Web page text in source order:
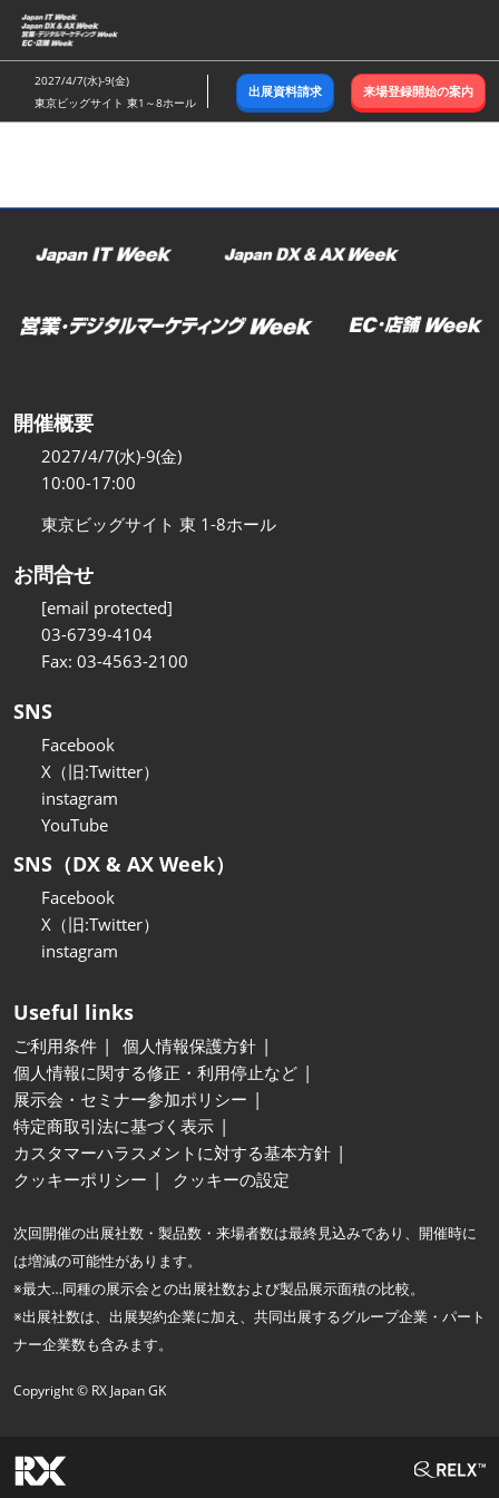
ス
キ
ッ
し
む
2027/4/7(水)-9(金)
東京ビッグサイト 東1～8ホール
出展資料請求 来場登録開始の案内
開催概要
2027/4/7(水)-9(金)
10:00-17:00
東京ビッグサイト 東 1-8ホール
お問合せ
[email protected]
03-6739-4104
Fax: 03-4563-2100
SNS
Facebook
X（旧:Twitter）
instagram
YouTube
SNS（DX & AX Week）
Facebook
X（旧:Twitter）
instagram
Useful links
ご利用条件
個人情報保護方針
個人情報に関する修正・利用停止など
展示会・セミナー参加ポリシー
特定商取引法に基づく表示
カスタマーハラスメントに対する基本方針
クッキーポリシー
クッキーの設定
次回開催の出展社数・製品数・来場者数は最終見込みであり、開催時に
は増減の可能性があります。
※最大…同種の展示会との出展社数および製品展示面積の比較。
※出展社数は、出展契約企業に加え、共同出展するグループ企業・パート
ナー企業数も含みます。
Copyright © RX Japan GK